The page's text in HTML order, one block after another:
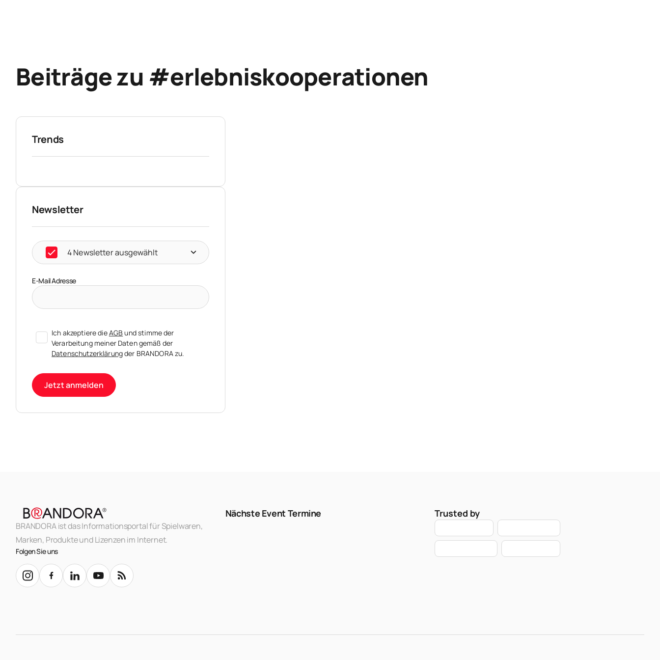
Beiträge zu #erlebniskooperationen
Trends
Newsletter
4 Newsletter ausgewählt
E-Mail Adresse
Ich akzeptiere dieAGBund stimme der
Verarbeitung meiner Daten gemäß der
Datenschutzerklärungder BRANDORA zu.
Jetzt anmelden
BRANDORA ist das Informationsportal für Spielwaren,
Marken, Produkte und Lizenzen im Internet.
Folgen Sie uns
Nächste Event Termine Trusted by